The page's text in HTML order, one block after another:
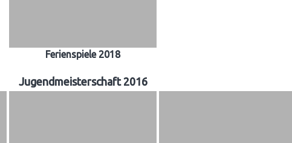
Ferienspiele 2018
Jugendmeisterschaft 2016